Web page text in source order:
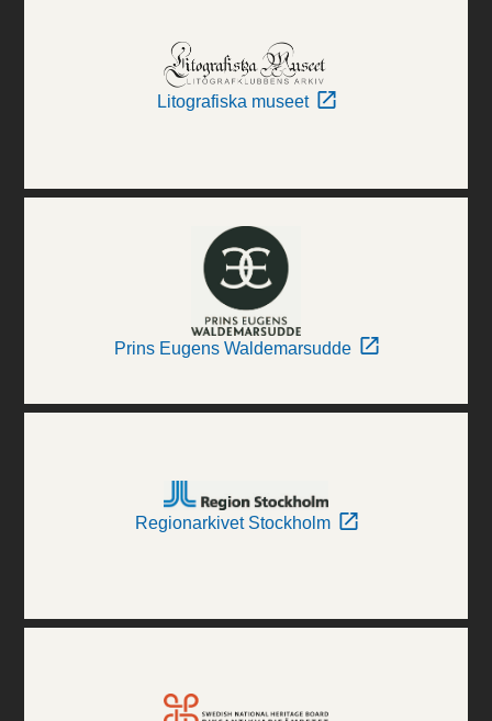
Litografiska museet
Prins Eugens Waldemarsudde
Regionarkivet Stockholm